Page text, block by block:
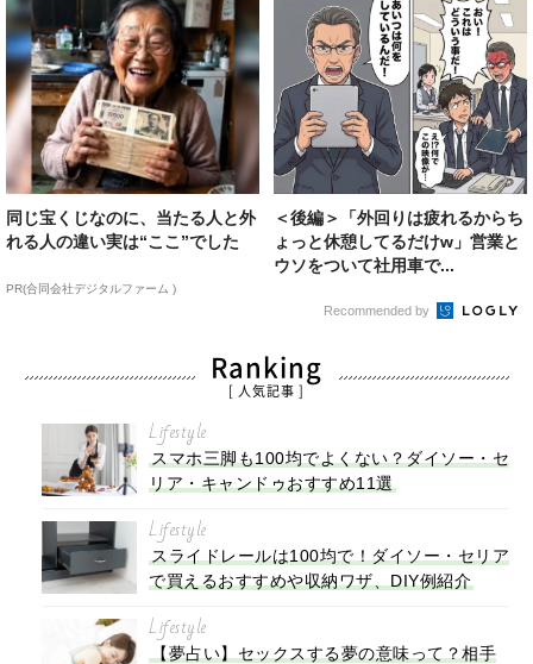
同じ宝くじなのに、当たる人と外
れる人の違い実は“ここ”でした
PR(合同会社デジタルファーム )
＜後編＞「外回りは疲れるからち
ょっと休憩してるだけw」営業と
ウソをついて社用車で...
Recommended by
Ranking
[ 人気記事 ]
Lifestyle
スマホ三脚も100均でよくない？ダイソー・セ
リア・キャンドゥおすすめ11選
Lifestyle
スライドレールは100均で！ダイソー・セリア
で買えるおすすめや収納ワザ、DIY例紹介
Lifestyle
【夢占い】セックスする夢の意味って？相手